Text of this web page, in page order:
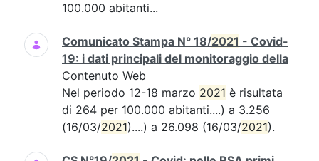
100.000 abitanti...
Comunicato Stampa N° 18/2021 - Covid-
19: i dati principali del monitoraggio della
Contenuto Web
Nel periodo 12-18 marzo 2021 è risultata
di 264 per 100.000 abitanti....) a 3.256
(16/03/2021)....) a 26.098 (16/03/2021).